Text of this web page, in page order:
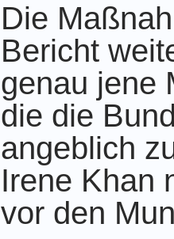
Die
Bericht
genau jene
die die
angeblich
Irene Khan
vor den